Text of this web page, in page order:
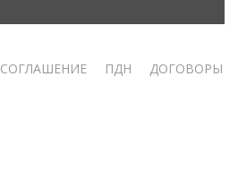
СОГЛАШЕНИЕ ПДН
ДОГОВОРЫ